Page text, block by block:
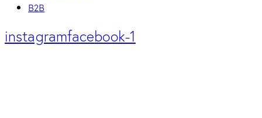
B2B
instagramfacebook-1